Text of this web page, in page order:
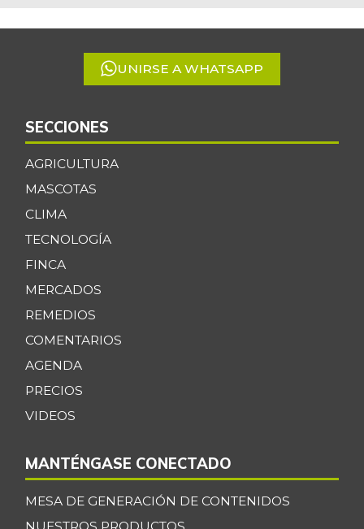
5
UNIRSE A WHATSAPP
SECCIONES
AGRICULTURA
MASCOTAS
CLIMA
TECNOLOGÍA
FINCA
MERCADOS
REMEDIOS
COMENTARIOS
AGENDA
PRECIOS
VIDEOS
MANTÉNGASE CONECTADO
MESA DE GENERACIÓN DE CONTENIDOS
NUESTROS PRODUCTOS